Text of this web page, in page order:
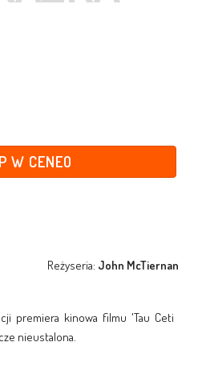
W CENEO
Reżyseria: John McTiernan
premiera kinowa filmu 'Tau Ceti
nieustalona.